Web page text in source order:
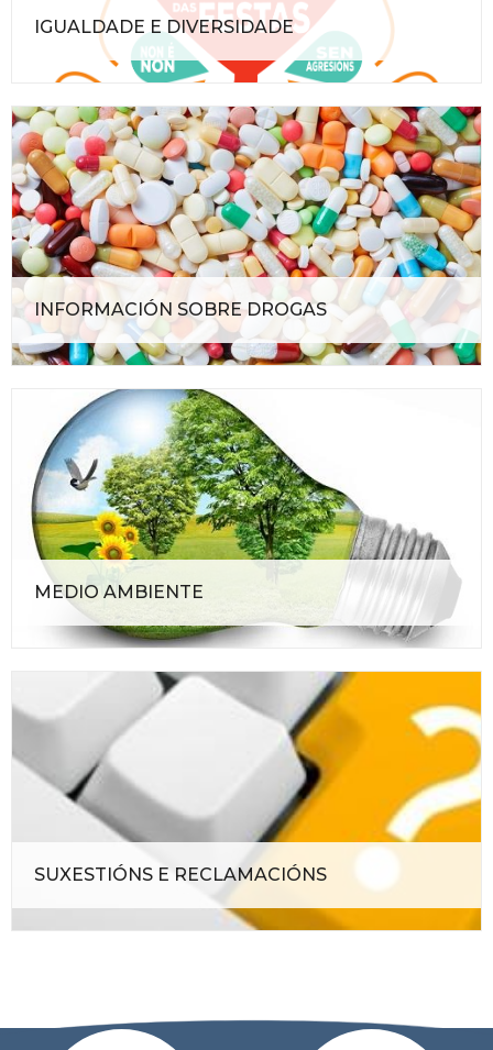
IGUALDADE E DIVERSIDADE
INFORMACIÓN SOBRE DROGAS
MEDIO AMBIENTE
SUXESTIÓNS E RECLAMACIÓNS